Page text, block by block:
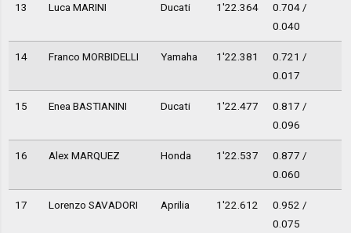
13 Luca MARINI Ducati 1'22.364
0.704 /
0.040
14 Franco MORBIDELLI Yamaha 1'22.381
0.721 /
0.017
15 Enea BASTIANINI Ducati 1'22.477
0.817 /
0.096
16 Alex MARQUEZ Honda 1'22.537
0.877 /
0.060
17 Lorenzo SAVADORI Aprilia 1'22.612
0.952 /
0.075